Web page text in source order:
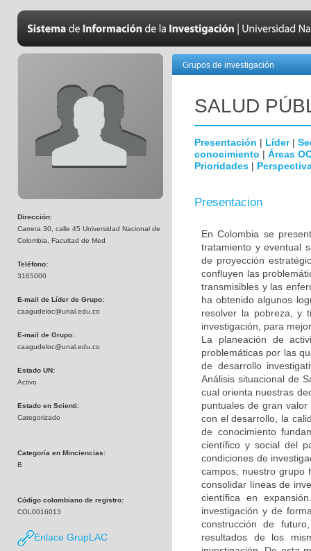
Dirección:
Carrera 30, calle 45 Universidad Nacional de
Colombia, Facultad de Med
Teléfono:
3165000
E-mail de Líder de Grupo:
caagudeloc@unal.edu.co
E-mail de Grupo:
caagudeloc@unal.edu.co
Estado UN:
Activo
Estado en Scienti:
Categorizado
Categoría en Minciencias:
B
Código colombiano de registro:
COL0016013
Enlace GrupLAC
Grupos de investigación
SALUD
Presentación | Líder|
conocimiento | Áreas
Prioridades |
Presentacion
En Colombia se
tratamiento y eventual
de proyección
confluyen las
transmisibles y las
ha obtenido algunos
resolver la pobreza, y
investigación, para
La planeación de
problemáticas por las
de desarrollo
Análisis situacional de
cual orienta nuestras
puntuales de gran
con el desarrollo, la
de conocimiento
científico y social del
condiciones de
campos, nuestro grupo
consolidar líneas de
científica en
investigación y de
construcción de
resultados de los